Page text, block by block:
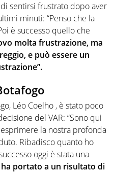
sentirsi frustrato dopo aver
minuti: “Penso che la
è successo quello che
molta frustrazione, ma
e può essere un
Léo Coelho , è stato poco
del VAR: “Sono qui
la nostra profonda
Ribadisco quanto ho
oggi è stata una
portato a un risultato di